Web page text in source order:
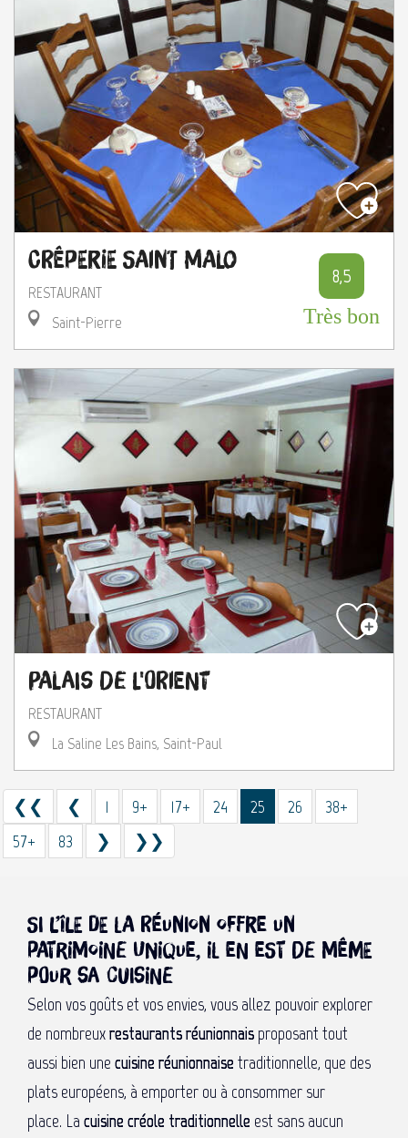
Crêperie Saint Malo
RESTAURANT
Saint-Pierre
8,5
Très bon
Palais de l'Orient
RESTAURANT
La Saline Les Bains, Saint-Paul
❮❮ ❮ 1 9+ 17+ 24 25 26
38+
57+
83 ❯ ❯❯
Si l’île de La Réunion offre un
patrimoine unique, il en est de même
pour sa cuisine
Selon vos goûts et vos envies, vous allez pouvoir explorer
de nombreuxrestaurants réunionnaisproposant tout
aussi bien une cuisine réunionnaise traditionnelle, que des
plats européens, à emporter ou à consommer sur
place. Lacuisine créole traditionnelle est sans aucun